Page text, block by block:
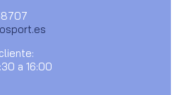
a 16:00